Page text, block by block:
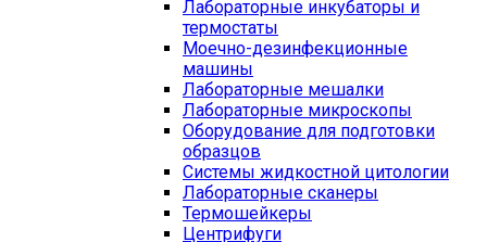
Лабораторные инкубаторы и
термостаты
Моечно-дезинфекционные
машины
Лабораторные мешалки
Лабораторные микроскопы
Оборудование для подготовки
образцов
Системы жидкостной цитологии
Лабораторные сканеры
Термошейкеры
Центрифуги